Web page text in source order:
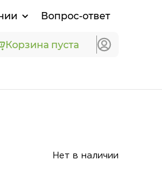
Вопрос-ответ
Корзина пуста
Нет в наличии